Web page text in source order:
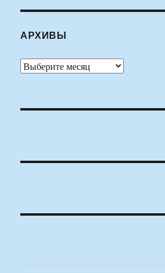
АРХИВЫ
Архивы